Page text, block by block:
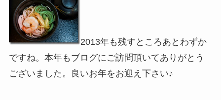
2013年も残すところあとわずか
ですね。本年もブログにご訪問頂いてありがとう
ございました。良いお年をお迎え下さい♪